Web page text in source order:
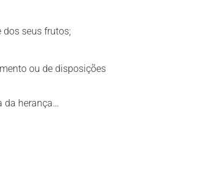
seus frutos;
ou de disposições
da herança…